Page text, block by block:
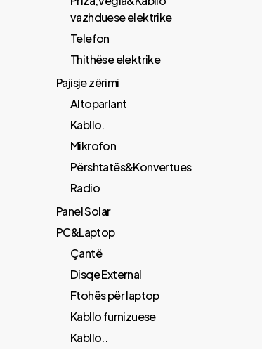
vazhduese elektrike
Telefon
Thithëse elektrike
Pajisje zërimi
Altoparlant
Kabllo.
Mikrofon
Përshtatës&Konvertues
Radio
Panel Solar
PC&Laptop
Çantë
Disqe External
Ftohës për laptop
Kabllo furnizuese
Kabllo..